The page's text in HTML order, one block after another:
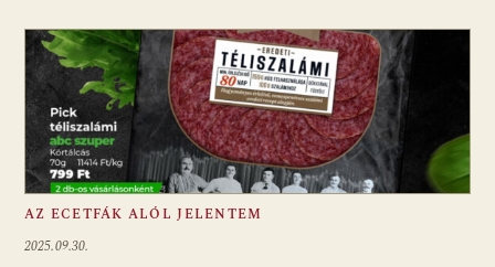
AZ ECETFÁK ALÓL JELENTEM
2025.09.30.